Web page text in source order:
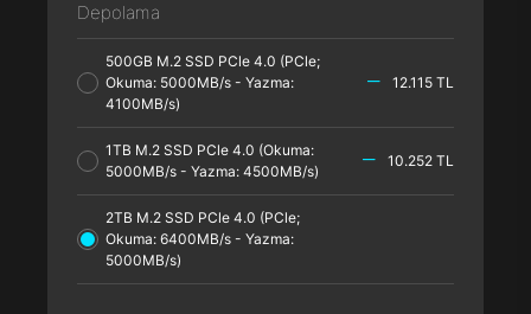
Depolama
500GB M.2 SSD PCle 4.0 (PCle;
Okuma: 5000MB/s - Yazma:
4100MB/s)
12.115 TL
1TB M.2 SSD PCle 4.0 (Okuma:
5000MB/s - Yazma: 4500MB/s)
10.252 TL
2TB M.2 SSD PCle 4.0 (PCle;
Okuma: 6400MB/s - Yazma:
5000MB/s)